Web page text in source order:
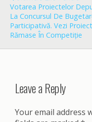
k
Votarea Proiectelor
La Concursul De
Participativă. Vezi
Rămase În Competiție
Leave a Reply
Your email address